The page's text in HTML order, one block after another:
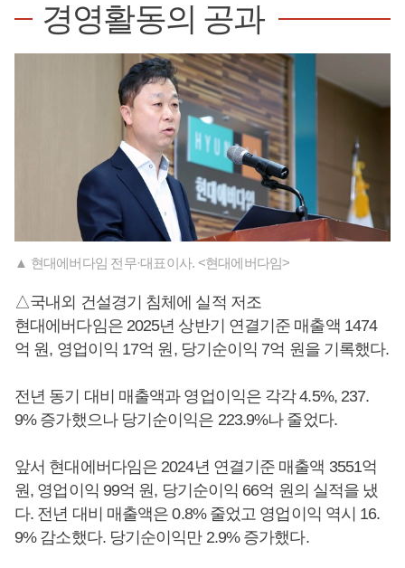
경영활동의 공과
▲ 현대에버다임 전무·대표이사. <현대에버다임>
△국내외 건설경기 침체에 실적 저조
현대에버다임은 2025년 상반기 연결기준 매출액 1474
억 원, 영업이익 17억 원, 당기순이익 7억 원을 기록했다.
전년 동기 대비 매출액과 영업이익은 각각 4.5%, 237.
9% 증가했으나 당기순이익은 223.9%나 줄었다.
앞서 현대에버다임은 2024년 연결기준 매출액 3551억
원, 영업이익 99억 원, 당기순이익 66억 원의 실적을 냈
다. 전년 대비 매출액은 0.8% 줄었고 영업이익 역시 16.
9% 감소했다. 당기순이익만 2.9% 증가했다.